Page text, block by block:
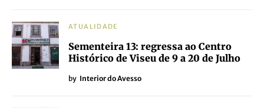
ATUALIDADE
Sementeira 13: regressa ao Centro
Histórico de Viseu de 9 a 20 de Julho
by Interior do Avesso